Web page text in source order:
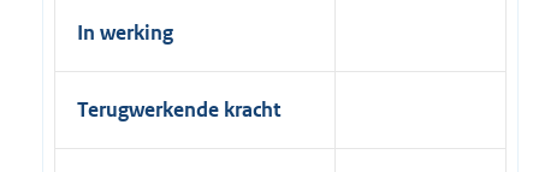
In werking
Terugwerkende kracht